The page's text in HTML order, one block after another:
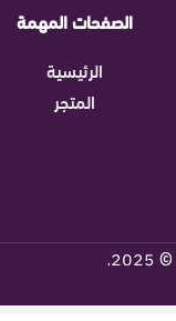
الصفحات المهمة
الرئيسية
المتجر
© 2025.